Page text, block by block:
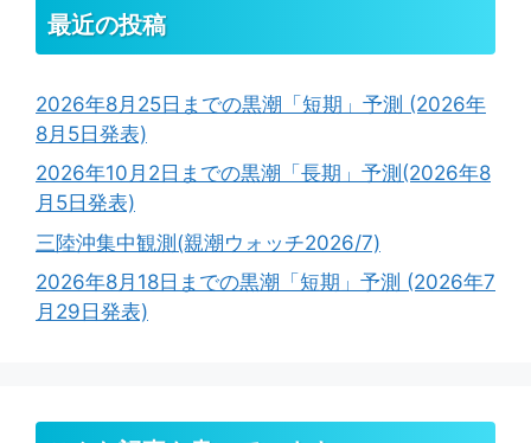
最近の投稿
2026年8月25日までの黒潮「短期」予測 (2026年
8月5日発表)
2026年10月2日までの黒潮「長期」予測(2026年8
月5日発表)
三陸沖集中観測(親潮ウォッチ2026/7)
2026年8月18日までの黒潮「短期」予測 (2026年7
月29日発表)